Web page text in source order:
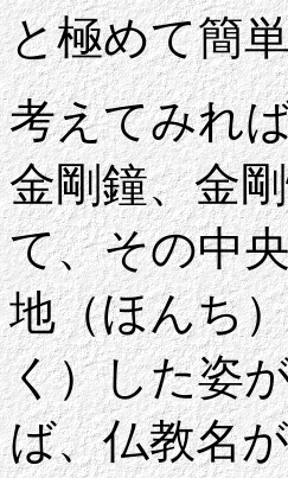
と極めて簡
考えてみれ
金剛鐘、金
て、その中
地（ほんち
く）した姿
ば、仏教名